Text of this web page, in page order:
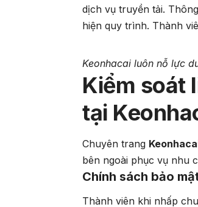
dịch vụ truyền tải.
hiện quy trình. Thành
Keonhacai luôn nỗ lực
Kiểm soát
tại
Chuyên trang
bên ngoài phục vụ nhu
Chính sách bảo
Thành viên khi nhấp